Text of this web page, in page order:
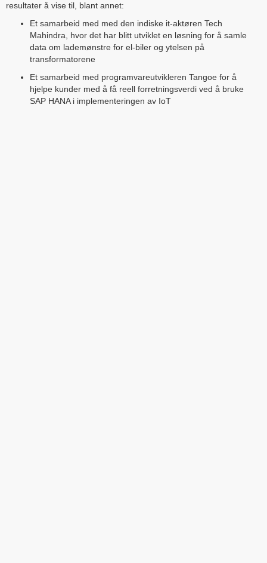
resultater å vise til, blant annet:
Et samarbeid med med den indiske it-aktøren Tech
Mahindra, hvor det har blitt utviklet en løsning for å samle
data om lademønstre for el-biler og ytelsen på
transformatorene
Et samarbeid med programvareutvikleren Tangoe for å
hjelpe kunder med å få reell forretningsverdi ved å bruke
SAP HANA i implementeringen av IoT